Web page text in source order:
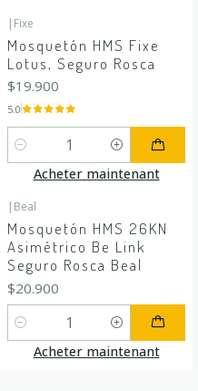
| Fixe
Mosquetón HMS Fixe
Lotus, Seguro Rosca
$19.900
5.0
Quantité
Acheter maintenant
| Beal
Mosquetón HMS 26KN
Asimétrico Be Link
Seguro Rosca Beal
$20.900
Quantité
Acheter maintenant